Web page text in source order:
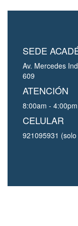
SEDE
Av. Mercedes
609
ATENCIÓN
8:00am - 4:00pm
CELULAR
921095931